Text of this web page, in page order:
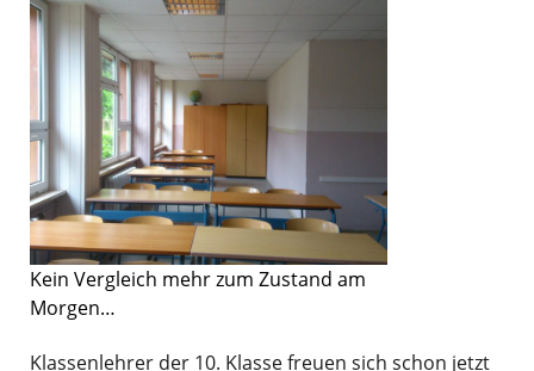
Kein Vergleich mehr zum Zustand am
Morgen…
Klassenlehrer der 10. Klasse freuen sich schon jetzt